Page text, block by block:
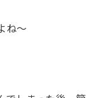
ね～